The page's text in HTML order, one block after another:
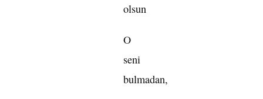
olsun
O
seni
bulmadan,